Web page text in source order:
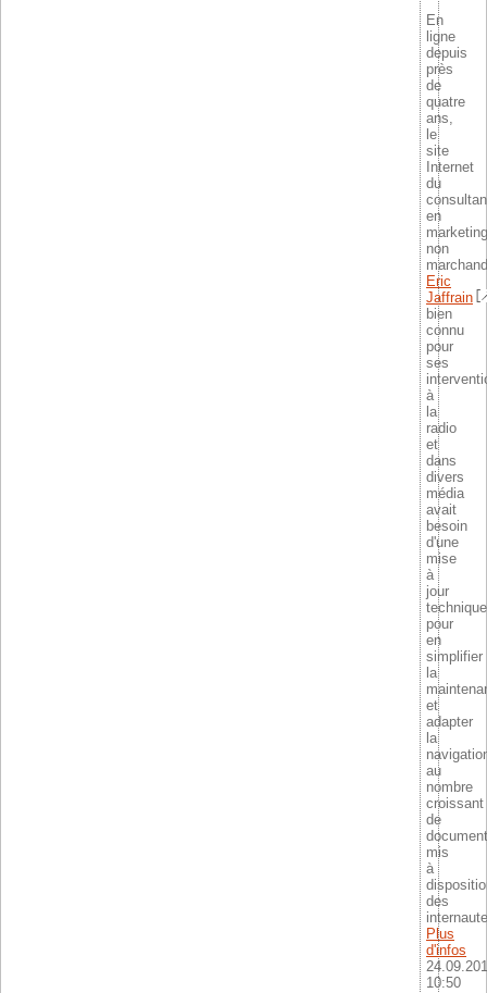
En
ligne
depuis
près
de
quatre
ans,
le
site
Internet
du
en
marketing
non
marchand
Eric
Jaffrain
bien
connu
pour
ses
à
la
radio
et
dans
divers
média
avait
besoin
d'une
mise
à
jour
technique
pour
en
simplifier
la
et
adapter
la
au
nombre
croissant
de
document
mis
à
des
Plus
d'infos
10:50